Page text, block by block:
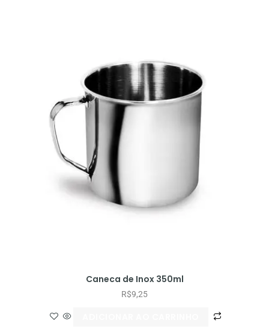
Caneca de Inox 350ml
R$9,25